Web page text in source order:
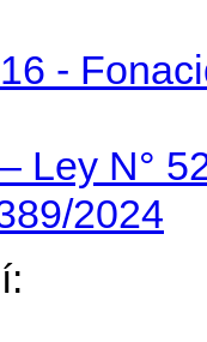
-
Ley N°
2024